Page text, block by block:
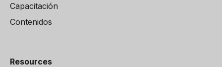
Capacitación
Contenidos
Resources